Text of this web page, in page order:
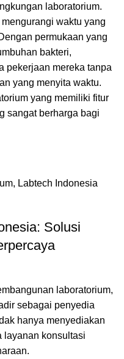
laboratorium.
waktu yang
permukaan yang
bakteri,
pekerjaan mereka tanpa
yang menyita waktu.
yang memiliki fitur
sangat berharga bagi
Solusi
laboratorium,
sebagai penyedia
hanya menyediakan
layanan konsultasi